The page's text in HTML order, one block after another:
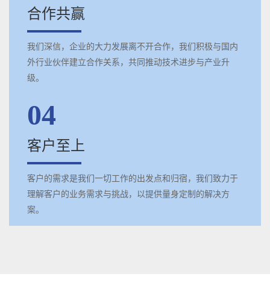
合作共赢
我们深信，企业的大力发展离不开合作，我们积极与国内
外行业伙伴建立合作关系，共同推动技术进步与产业升
级。
04
客户至上
客户的需求是我们一切工作的出发点和归宿，我们致力于
理解客户的业务需求与挑战，以提供量身定制的解决方
案。